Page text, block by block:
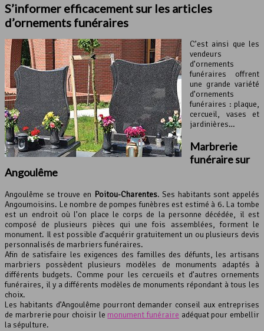
S’informer efficacement sur les articles
d’ornements funéraires
C’est ainsi que les
vendeurs
d’ornements
funéraires offrent
une grande variété
d’ornements
funéraires : plaque,
cercueil, vases et
jardinières…
Marbrerie
funéraire sur
Angoulême
Angoulême se trouve en Poitou-Charentes. Ses habitants sont appelés
Angoumoisins. Le nombre de pompes funèbres est estimé à 6. La tombe
est un endroit où l’on place le corps de la personne décédée, il est
composé de plusieurs pièces qui une fois assemblées, forment le
monument. Il est possible d’acquérir gratuitement un ou plusieurs devis
personnalisés de marbriers funéraires.
Afin de satisfaire les exigences des familles des défunts, les artisans
marbriers possèdent plusieurs modèles de monuments adaptés à
différents budgets. Comme pour les cercueils et d’autres ornements
funéraires, il y a différents modèles de monuments répondant à tous les
choix.
Les habitants d’Angoulême pourront demander conseil aux entreprises
de marbrerie pour choisir le monument funéraire adéquat pour embellir
la sépulture.